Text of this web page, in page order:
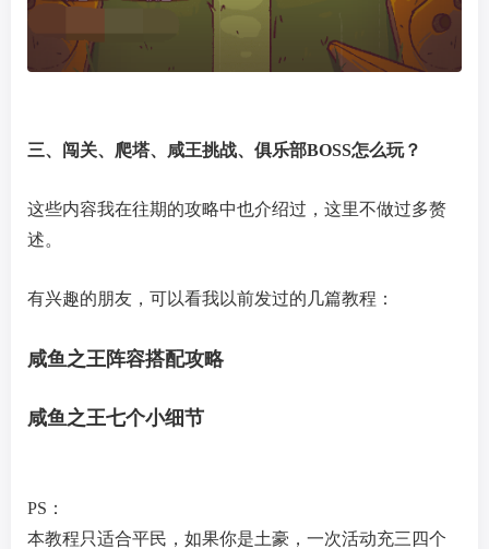
三、闯关、爬塔、咸王挑战、俱乐部BOSS怎么玩？
这些内容我在往期的攻略中也介绍过，这里不做过多赘
述。
有兴趣的朋友，可以看我以前发过的几篇教程：
咸鱼之王阵容搭配攻略
咸鱼之王七个小细节
PS：
本教程只适合平民，如果你是土豪，一次活动充三四个